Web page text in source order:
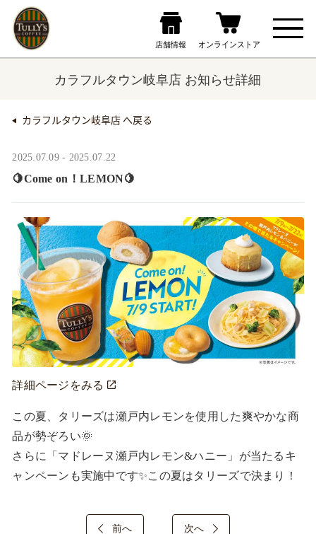
カラフルタウン岐阜店 お知らせ詳細
カラフルタウン岐阜店 へ戻る
2025.07.09 - 2025.07.22
🍋Come on！LEMON🍋
詳細ページをみる
この夏、タリーズは瀬戸内レモンを使用した爽やかな商
品が勢ぞろい🌞
さらに「マドレーヌ瀬戸内レモン&ハニー」が当たるキ
ャンペーンも実施中です✨この夏はタリーズで決まり！
前へ 次へ